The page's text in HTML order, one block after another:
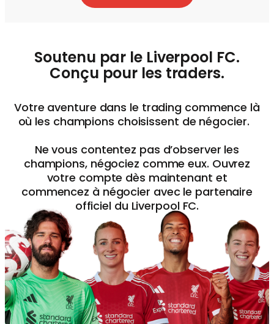
Soutenu par le Liverpool FC.
Conçu pour les traders.
Votre aventure dans le trading commence là
où les champions choisissent de négocier.
Ne vous contentez pas d’observer les
champions, négociez comme eux. Ouvrez
votre compte dès maintenant et
commencez à négocier avec le partenaire
officiel du Liverpool FC.